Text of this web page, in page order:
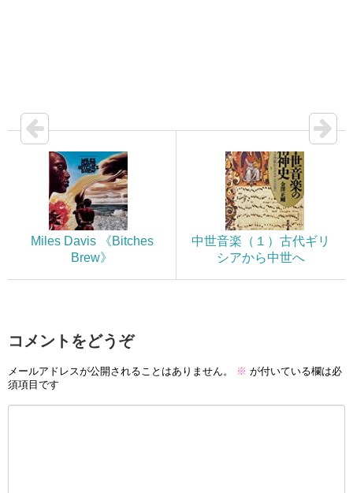
Miles Davis 《Bitches
Brew》
中世音楽（１）古代ギリ
シアから中世へ
コメントをどうぞ
メールアドレスが公開されることはありません。 ※ が付いている欄は必
須項目です